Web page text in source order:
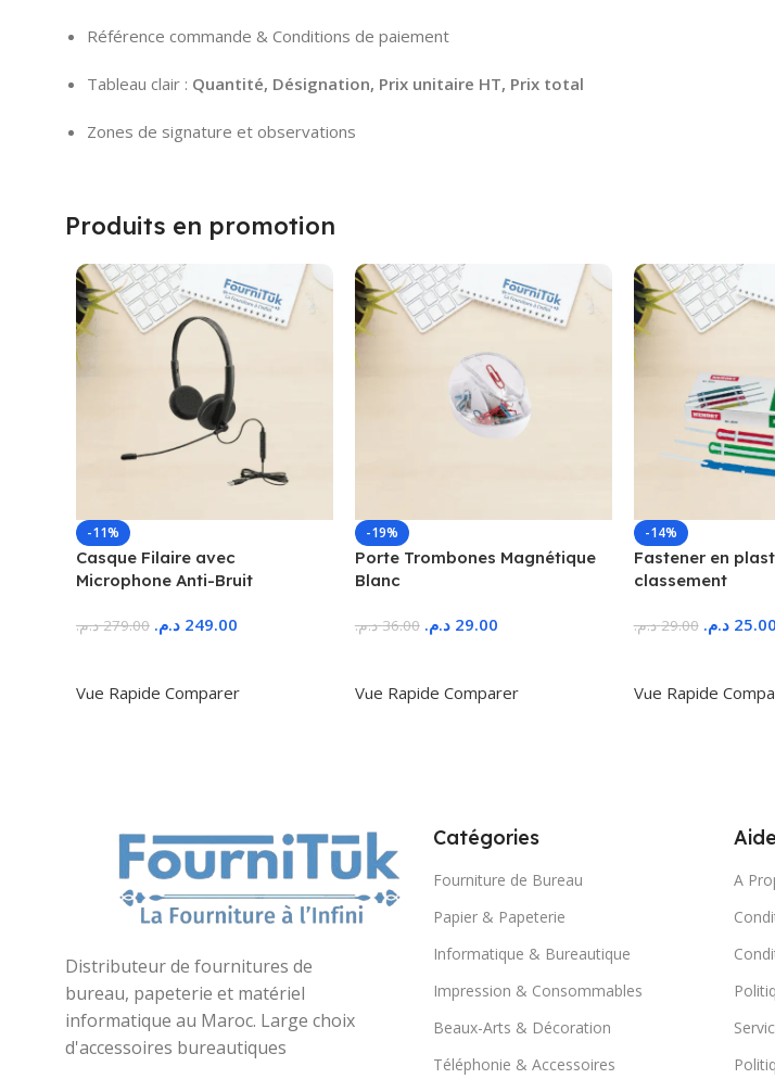
Référence commande & Conditions de paiement
Tableau clair : Quantité, Désignation, Prix unitaire HT, Prix total
Zones de signature et observations
Produits en promotion
-11%
Casque Filaire avec
Microphone Anti-Bruit
279.00 د.م. 249.00 د.م.
Vue Rapide Comparer
-19%
Porte Trombones Magnétique
Blanc
36.00 د.م. 29.00 د.م.
Vue Rapide Comparer
-14%
Fastener en
classement
29.00 د.م. 25.00 د.م.
Vue Rapide
Distributeur de fournitures de
bureau, papeterie et matériel
informatique au Maroc. Large choix
d'accessoires bureautiques
Catégories
Fourniture de Bureau
Papier & Papeterie
Informatique & Bureautique
Impression & Consommables
Beaux-Arts & Décoration
Téléphonie & Accessoires
A